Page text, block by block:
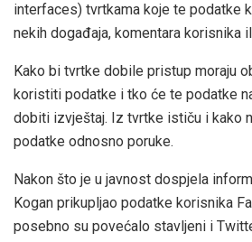
interfaces) tvrtkama koje te podatke
nekih događaja, komentara korisnika
Kako bi tvrtke dobile pristup moraju
koristiti podatke i tko će te podatke
dobiti izvještaj. Iz tvrtke ističu i kako
podatke odnosno poruke.
Nakon što je u javnost dospjela
Kogan prikupljao podatke korisnika
posebno su povećalo stavljeni i